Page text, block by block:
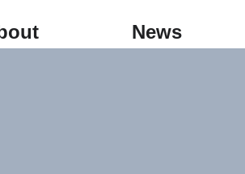
News